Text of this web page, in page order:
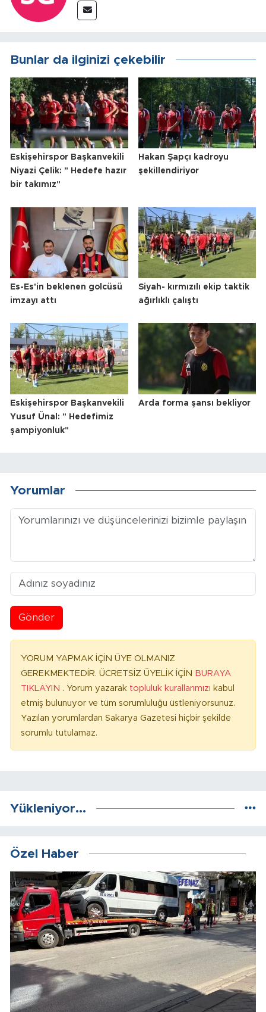
Bunlar da ilginizi çekebilir
Eskişehirspor Başkanvekili
Niyazi Çelik: " Hedefe hazır
bir takımız"
Hakan Şapçı kadroyu
şekillendiriyor
Es-Es'in beklenen golcüsü
imzayı attı
Siyah- kırmızılı ekip taktik
ağırlıklı çalıştı
Eskişehirspor Başkanvekili
Yusuf Ünal: " Hedefimiz
şampiyonluk"
Arda forma şansı bekliyor
Yorumlar
Gönder
YORUM YAPMAK İÇİN ÜYE OLMANIZ
GEREKMEKTEDİR. ÜCRETSİZ ÜYELİK İÇİN BURAYA
TIKLAYIN . Yorum yazarak topluluk kurallarımızı kabul
etmiş bulunuyor ve tüm sorumluluğu üstleniyorsunuz.
Yazılan yorumlardan Sakarya Gazetesi hiçbir şekilde
sorumlu tutulamaz.
Yükleniyor...
Özel Haber